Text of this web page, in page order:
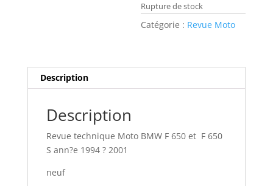
Rupture de stock
Catégorie : Revue Moto
Description
Description
Revue technique Moto BMW F 650 et F 650
S ann?e 1994 ? 2001
neuf